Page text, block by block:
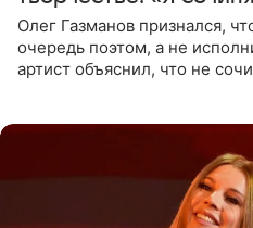
Олег Газманов признался,
очередь поэтом, а не
артист объяснил, что не